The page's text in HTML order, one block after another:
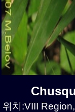
위치:VIII